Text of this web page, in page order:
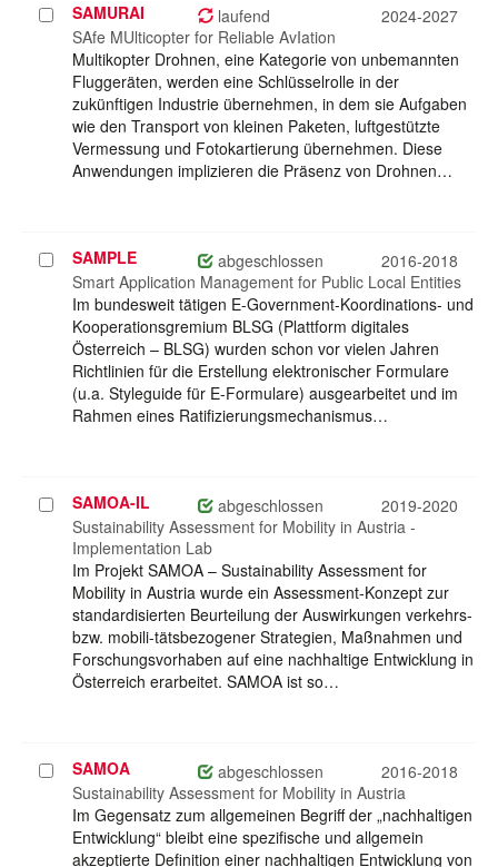
Projekt
auswählen
SAMURAI laufend
2024-2027
SAfe MUlticopter for Reliable AvIation
Multikopter Drohnen, eine Kategorie von unbemannten
Fluggeräten, werden eine Schlüsselrolle in der
zukünftigen Industrie übernehmen, in dem sie Aufgaben
wie den Transport von kleinen Paketen, luftgestützte
Vermessung und Fotokartierung übernehmen. Diese
Anwendungen implizieren die Präsenz von Drohnen…
Projekt
auswählen
SAMPLE abgeschlossen
2016-2018
Smart Application Management for Public Local Entities
Im bundesweit tätigen E-Government-Koordinations- und
Kooperationsgremium BLSG (Plattform digitales
Österreich – BLSG) wurden schon vor vielen Jahren
Richtlinien für die Erstellung elektronischer Formulare
(u.a. Styleguide für E-Formulare) ausgearbeitet und im
Rahmen eines Ratifizierungsmechanismus…
Projekt
auswählen
SAMOA-IL abgeschlossen
2019-2020
Sustainability Assessment for Mobility in Austria -
Implementation Lab
Im Projekt SAMOA – Sustainability Assessment for
Mobility in Austria wurde ein Assessment-Konzept zur
standardisierten Beurteilung der Auswirkungen verkehrs-
bzw. mobili-tätsbezogener Strategien, Maßnahmen und
Forschungsvorhaben auf eine nachhaltige Entwicklung in
Österreich erarbeitet. SAMOA ist so…
Projekt
auswählen
SAMOA abgeschlossen
2016-2018
Sustainability Assessment for Mobility in Austria
Im Gegensatz zum allgemeinen Begriff der „nachhaltigen
Entwicklung“ bleibt eine spezifische und allgemein
akzeptierte Definition einer nachhaltigen Entwicklung von